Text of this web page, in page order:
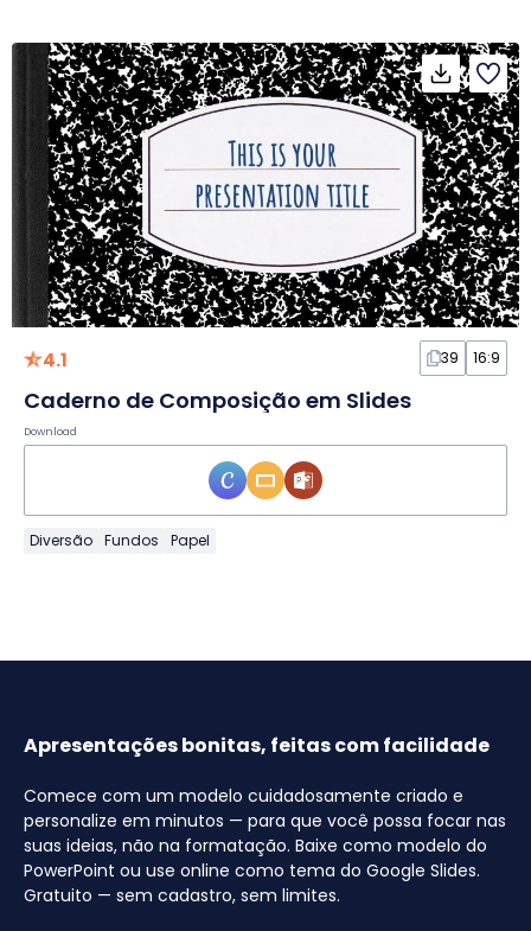
4.1 39 16:9
Caderno de Composição em Slides
Download
Diversão Fundos Papel
Apresentações bonitas, feitas com facilidade
Comece com um modelo cuidadosamente criado e
personalize em minutos — para que você possa focar nas
suas ideias, não na formatação. Baixe como modelo do
PowerPoint ou use online como tema do Google Slides.
Gratuito — sem cadastro, sem limites.